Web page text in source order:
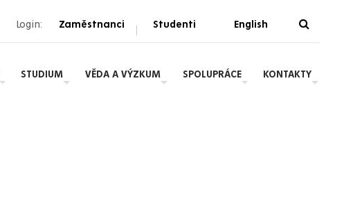
Login: Zaměstnanci | Studenti English
STUDIUM VĚDA A VÝZKUM SPOLUPRÁCE KONTAKTY